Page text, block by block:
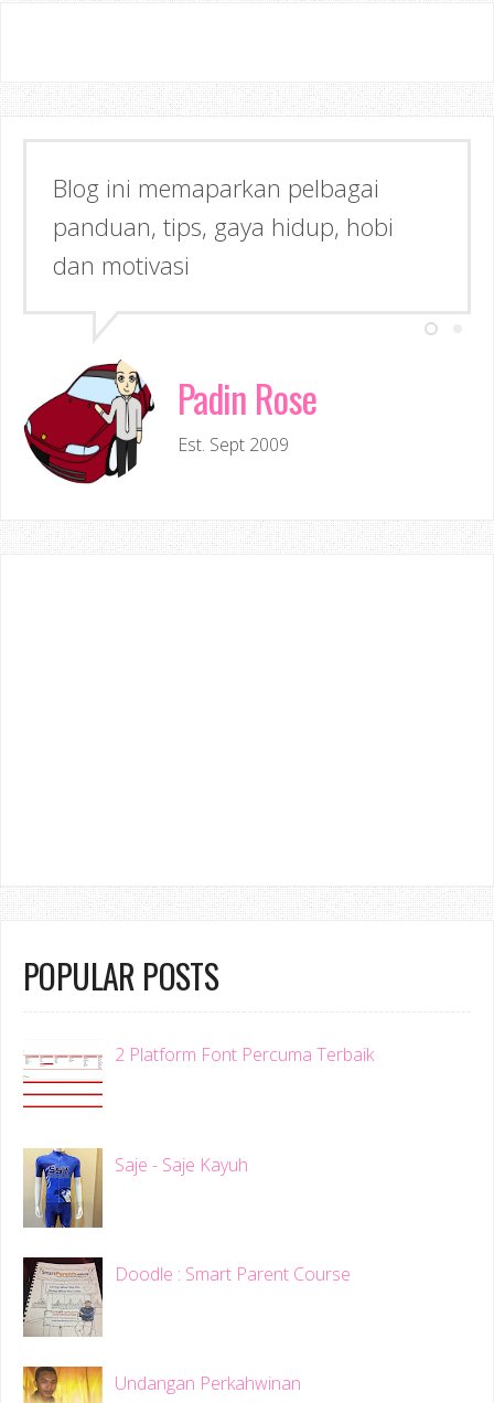
Blog ini memaparkan pelbagai
panduan, tips, gaya hidup, hobi
dan motivasi
Padin Rose
Est. Sept 2009
POPULAR POSTS
2 Platform Font Percuma Terbaik
Saje - Saje Kayuh
Doodle : Smart Parent Course
Undangan Perkahwinan